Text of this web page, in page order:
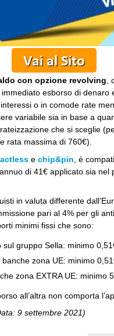
con opzione revolving
esborso di denaro
o in comode rate
variabile sia in base a
che si sceglie
rata massima di 760€).
e chip&pin , è
di 41€ applicato sia
in valuta differente
pari al 4% per gli
minimi fissi che sono:
gruppo Sella: minimo
zona UE: minimo
zona EXTRA UE: minimo
all’altra non comporta
9 settembre 2021)